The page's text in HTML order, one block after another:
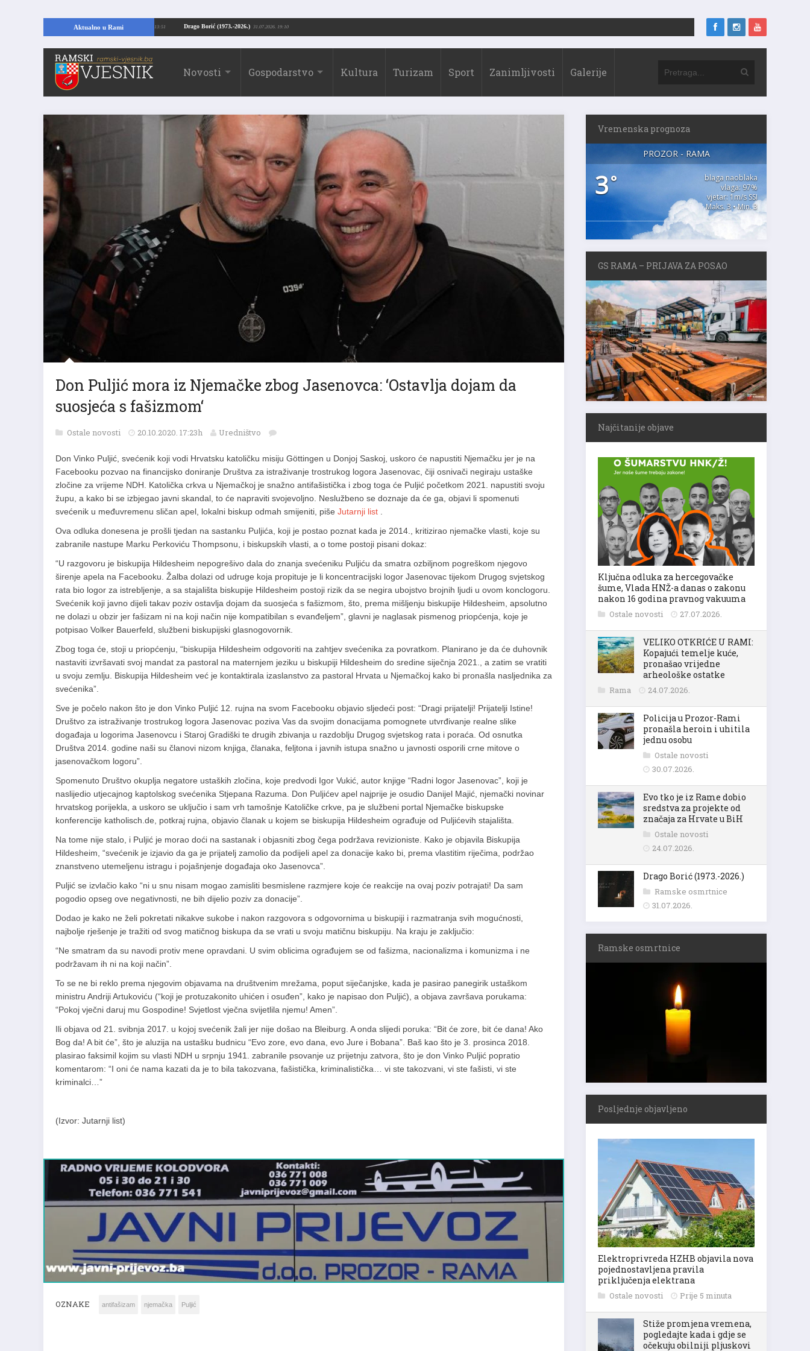
Aktualno u Rami Drago Borić (1973.-2026.) 31.07.2026. 19:10
temelje kuće, pronašao vrijedne arheološke ostatke 24.07.2026. 13:51
Novosti Gospodarstvo Kultura Turizam Sport Zanimljivosti Galerije
Don Puljić mora iz Njemačke zbog Jasenovca: ‘Ostavlja dojam da
suosjeća s fašizmom‘
Ostale novosti 20.10.2020. 17:23h Uredništvo
Don Vinko Puljić, svećenik koji vodi Hrvatsku katoličku misiju Göttingen u Donjoj Saskoj, uskoro će napustiti Njemačku jer je na
Facebooku pozvao na financijsko doniranje Društva za istraživanje trostrukog logora Jasenovac, čiji osnivači negiraju ustaške
zločine za vrijeme NDH. Katolička crkva u Njemačkoj je snažno antifašistička i zbog toga će Puljić početkom 2021. napustiti svoju
župu, a kako bi se izbjegao javni skandal, to će napraviti svojevoljno. Neslužbeno se doznaje da će ga, objavi li spomenuti
svećenik u međuvremenu sličan apel, lokalni biskup odmah smijeniti, piše Jutarnji list
Ova odluka donesena je prošli tjedan na sastanku Puljića, koji je postao poznat kada je 2014., kritizirao njemačke vlasti, koje su
zabranile nastupe Marku Perkoviću Thompsonu, i biskupskih vlasti, a o tome postoji pisani dokaz:
“U razgovoru je biskupija Hildesheim nepogrešivo dala do znanja svećeniku Puljiću da smatra ozbiljnom pogreškom njegovo
širenje apela na Facebooku. Žalba dolazi od udruge koja propituje je li koncentracijski logor Jasenovac tijekom Drugog svjetskog
rata bio logor za istrebljenje, a sa stajališta biskupije Hildesheim postoji rizik da se negira ubojstvo brojnih ljudi u ovom konclogoru.
Svećenik koji javno dijeli takav poziv ostavlja dojam da suosjeća s fašizmom, što, prema mišljenju biskupije Hildesheim, apsolutno
ne dolazi u obzir jer fašizam ni na koji način nije kompatibilan s evanđeljem”, glavni je naglasak pismenog priopćenja, koje je
potpisao Volker Bauerfeld, službeni biskupijski glasnogovornik.
Zbog toga će, stoji u priopćenju, “biskupija Hildesheim odgovoriti na zahtjev svećenika za povratkom. Planirano je da će duhovnik
nastaviti izvršavati svoj mandat za pastoral na maternjem jeziku u biskupiji Hildesheim do sredine siječnja 2021., a zatim se vratiti
u svoju zemlju. Biskupija Hildesheim već je kontaktirala izaslanstvo za pastoral Hrvata u Njemačkoj kako bi pronašla nasljednika za
svećenika”.
Sve je počelo nakon što je don Vinko Puljić 12. rujna na svom Facebooku objavio sljedeći post: “Dragi prijatelji! Prijatelji Istine!
Društvo za istraživanje trostrukog logora Jasenovac poziva Vas da svojim donacijama pomognete utvrđivanje realne slike
događaja u logorima Jasenovcu i Staroj Gradiški te drugih zbivanja u razdoblju Drugog svjetskog rata i poraća. Od osnutka
Društva 2014. godine naši su članovi nizom knjiga, članaka, feljtona i javnih istupa snažno u javnosti osporili crne mitove o
jasenovačkom logoru”.
Spomenuto Društvo okuplja negatore ustaških zločina, koje predvodi Igor Vukić, autor knjige “Radni logor Jasenovac”, koji je
naslijedio utjecajnog kaptolskog svećenika Stjepana Razuma. Don Puljićev apel najprije je osudio Danijel Majić, njemački novinar
hrvatskog porijekla, a uskoro se uključio i sam vrh tamošnje Katoličke crkve, pa je službeni portal Njemačke biskupske
konferencije katholisch.de, potkraj rujna, objavio članak u kojem se biskupija Hildesheim ograđuje od Puljićevih stajališta.
Na tome nije stalo, i Puljić je morao doći na sastanak i objasniti zbog čega podržava revizioniste. Kako je objavila Biskupija
Hildesheim, “svećenik je izjavio da ga je prijatelj zamolio da podijeli apel za donacije kako bi, prema vlastitim riječima, podržao
znanstveno utemeljenu istragu i pojašnjenje događaja oko Jasenovca”.
Puljić se izvlačio kako “ni u snu nisam mogao zamisliti besmislene razmjere koje će reakcije na ovaj poziv potrajati! Da sam
pogodio opseg ove negativnosti, ne bih dijelio poziv za donacije”.
Dodao je kako ne želi pokretati nikakve sukobe i nakon razgovora s odgovornima u biskupiji i razmatranja svih mogućnosti,
najbolje rješenje je tražiti od svog matičnog biskupa da se vrati u svoju matičnu biskupiju. Na kraju je zaključio:
“Ne smatram da su navodi protiv mene opravdani. U svim oblicima ograđujem se od fašizma, nacionalizma i komunizma i ne
podržavam ih ni na koji način”.
To se ne bi reklo prema njegovim objavama na društvenim mrežama, poput siječanjske, kada je pasirao panegirik ustaškom
ministru Andriji Artukoviću (“koji je protuzakonito uhićen i osuđen”, kako je napisao don Puljić), a objava završava porukama:
“Pokoj vječni daruj mu Gospodine! Svjetlost vječna svijetlila njemu! Amen”.
Ili objava od 21. svibnja 2017. u kojoj svećenik žali jer nije došao na Bleiburg. A onda slijedi poruka: “Bit će zore, bit će dana! Ako
Bog da! A bit će”, što je aluzija na ustašku budnicu “Evo zore, evo dana, evo Jure i Bobana”. Baš kao što je 3. prosinca 2018.
plasirao faksimil kojim su vlasti NDH u srpnju 1941. zabranile psovanje uz prijetnju zatvora, što je don Vinko Puljić popratio
komentarom: “I oni će nama kazati da je to bila takozvana, fašistička, kriminalistička… vi ste takozvani, vi ste fašisti, vi ste
kriminalci…”
(Izvor: Jutarnji list)
Vremenska prognoza
PROZOR - RAMA
3°
blaga naoblaka
vlaga: 97%
vjetar: 1m/s SSI
Maks. 3 • Min. 3
GS RAMA – PRIJAVA ZA POSAO
Najčitanije objave
Ključna odluka za hercegovačke
šume, Vlada HNŽ-a danas o zakonu
nakon 16 godina pravnog vakuuma
Ostale novosti 27.07.2026.
VELIKO OTKRIĆE U RAMI:
Kopajući temelje kuće,
pronašao vrijedne
arheološke ostatke
Rama 24.07.2026.
Policija u Prozor-Rami
pronašla heroin i uhitila
jednu osobu
Ostale novosti
30.07.2026.
Evo tko je iz Rame dobio
sredstva za projekte od
značaja za Hrvate u BiH
Ostale novosti
24.07.2026.
Drago Borić (1973.-2026.)
Ramske osmrtnice
31.07.2026.
Ramske osmrtnice
Posljednje objavljeno
Elektroprivreda HZHB objavila nova
pojednostavljena pravila
priključenja elektrana
Ostale novosti Prije 5 minuta
Stiže promjena vremena,
pogledajte kada i gdje se
očekuju obilniji pljuskovi